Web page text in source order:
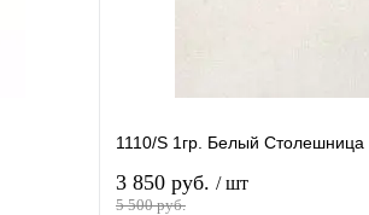
1110/S 1гр. Белый Столешница
3 850 руб. / шт
5 500 руб.